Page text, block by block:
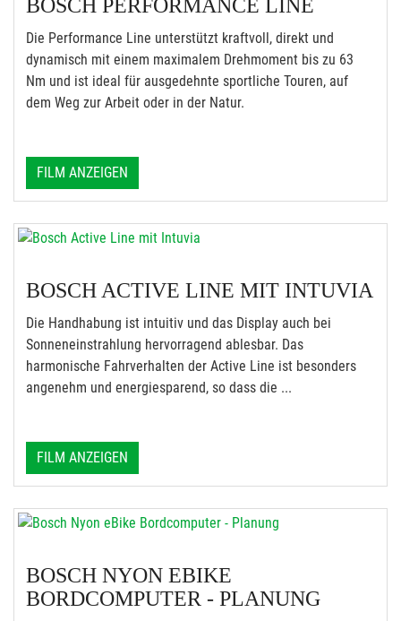
BOSCH PERFORMANCE LINE
Die Performance Line unterstützt kraftvoll, direkt und
dynamisch mit einem maximalem Drehmoment bis zu 63
Nm und ist ideal für ausgedehnte sportliche Touren, auf
dem Weg zur Arbeit oder in der Natur.
FILM ANZEIGEN
BOSCH ACTIVE LINE MIT INTUVIA
Die Handhabung ist intuitiv und das Display auch bei
Sonneneinstrahlung hervorragend ablesbar. Das
harmonische Fahrverhalten der Active Line ist besonders
angenehm und energiesparend, so dass die ...
FILM ANZEIGEN
BOSCH NYON EBIKE
BORDCOMPUTER - PLANUNG